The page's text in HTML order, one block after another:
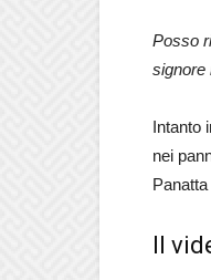
Posso
signore
Intanto
nei
Il